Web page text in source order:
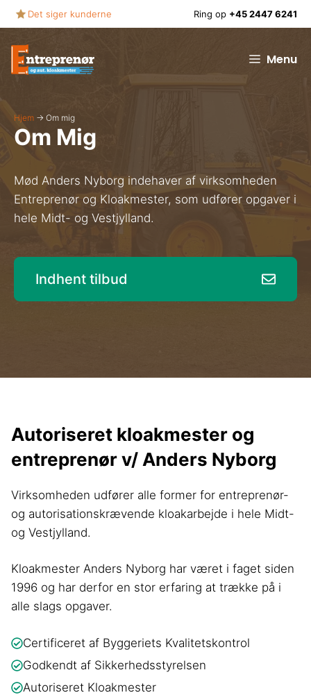
Hop
til
indhold
Det siger kunderne Ring op +45 2447 6241
Menu
Hjem → Om mig
Om Mig
Mød Anders Nyborg indehaver af virksomheden
Entreprenør og Kloakmester, som udfører opgaver i
hele Midt- og Vestjylland.
Indhent tilbud
Autoriseret kloakmester og
entreprenør v/ Anders Nyborg
Virksomheden udfører alle former for entreprenør-
og autorisationskrævende kloakarbejde i hele Midt-
og Vestjylland.
Kloakmester Anders Nyborg har været i faget siden
1996 og har derfor en stor erfaring at trække på i
alle slags opgaver.
Certificeret af Byggeriets Kvalitetskontrol
Godkendt af Sikkerhedsstyrelsen
Autoriseret Kloakmester